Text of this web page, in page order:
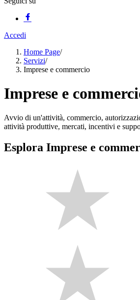
Accedi
Home Page/
Servizi/
Imprese e commercio
Imprese e
Avvio di un'attività, commercio,
attività produttive, mercati, incentivi e
Esplora Imprese e